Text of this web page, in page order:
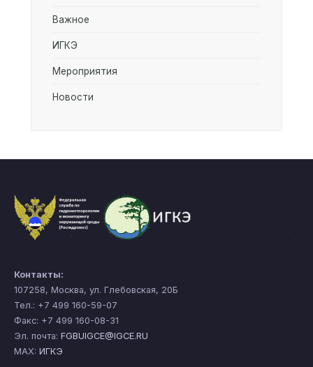
Важное
ИГКЭ
Мероприятия
Новости
Контакты:
107258, Москва, ул. Глебовская, 20Б
Тел.: +7 499 160-59-07
Факс: +7 499 160-08-31
Эл. почта: FGBUIGCE@IGCE.RU
MAX: ИГКЭ